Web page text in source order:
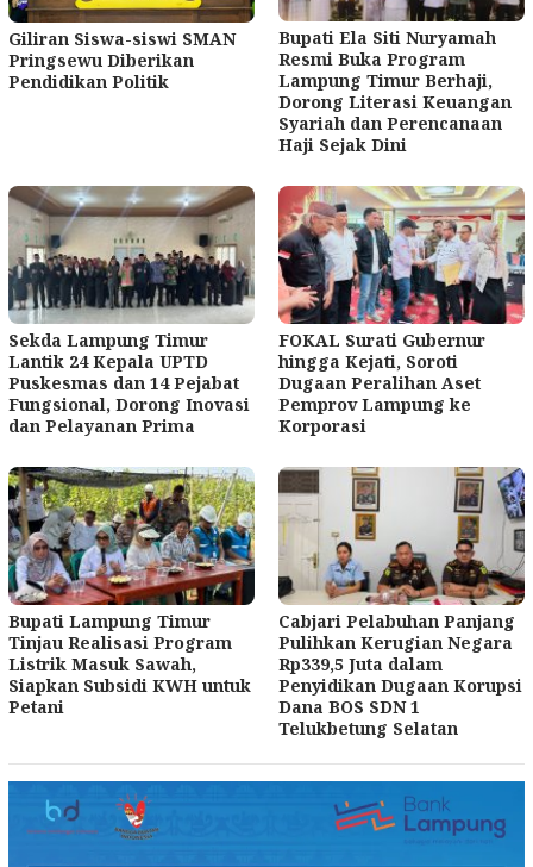
Giliran Siswa-siswi SMAN
Pringsewu Diberikan
Pendidikan Politik
Bupati Ela Siti Nuryamah
Resmi Buka Program
Lampung Timur Berhaji,
Dorong Literasi Keuangan
Syariah dan Perencanaan
Haji Sejak Dini
Sekda Lampung Timur
Lantik 24 Kepala UPTD
Puskesmas dan 14 Pejabat
Fungsional, Dorong Inovasi
dan Pelayanan Prima
FOKAL Surati Gubernur
hingga Kejati, Soroti
Dugaan Peralihan Aset
Pemprov Lampung ke
Korporasi
Bupati Lampung Timur
Tinjau Realisasi Program
Listrik Masuk Sawah,
Siapkan Subsidi KWH untuk
Petani
Cabjari Pelabuhan Panjang
Pulihkan Kerugian Negara
Rp339,5 Juta dalam
Penyidikan Dugaan Korupsi
Dana BOS SDN 1
Telukbetung Selatan